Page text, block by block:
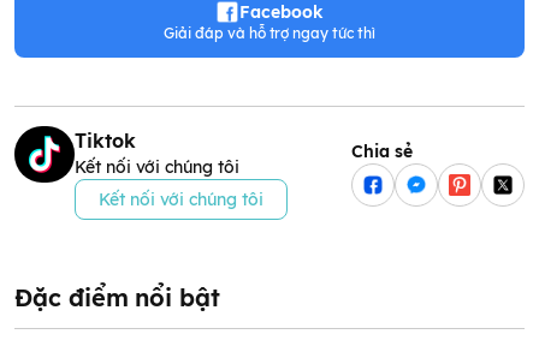
Facebook
Giải đáp và hỗ trợ ngay tức thì
Tiktok
Kết nối với chúng tôi
Kết nối với chúng tôi
Chia sẻ
Đặc điểm nổi bật